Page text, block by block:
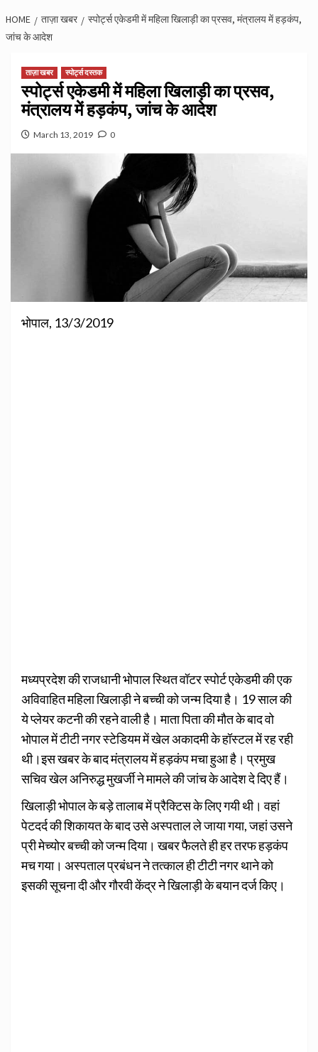
HOME ताज़ा खबर
स्पोर्ट्स एकेडमी में महिला खिलाड़ी का प्रसव, मंत्रालय में हड़कंप,
जांच के आदेश
ताज़ा खबर स्पोर्ट्स दस्तक
स्पोर्ट्स एकेडमी में महिला खिलाड़ी का प्रसव,
मंत्रालय में हड़कंप, जांच के आदेश
March 13, 2019 0
भोपाल, 13/3/2019
मध्यप्रदेश की राजधानी भोपाल स्थित वॉटर स्पोर्ट एकेडमी की एक
अविवाहित महिला खिलाड़ी ने बच्ची को जन्म दिया है। 19 साल की
ये प्लेयर कटनी की रहने वाली है। माता पिता की मौत के बाद वो
भोपाल में टीटी नगर स्टेडियम में खेल अकादमी के हॉस्टल में रह रही
थी।इस खबर के बाद मंत्रालय में हड़कंप मचा हुआ है। प्रमुख
सचिव खेल अनिरुद्ध मुखर्जी ने मामले की जांच के आदेश दे दिए हैं।
खिलाड़ी भोपाल के बड़े तालाब में प्रैक्टिस के लिए गयी थी। वहां
पेटदर्द की शिकायत के बाद उसे अस्पताल ले जाया गया, जहां उसने
प्री मेच्योर बच्ची को जन्म दिया। खबर फैलते ही हर तरफ हड़कंप
मच गया। अस्पताल प्रबंधन ने तत्काल ही टीटी नगर थाने को
इसकी सूचना दी और गौरवी केंद्र ने खिलाड़ी के बयान दर्ज किए।